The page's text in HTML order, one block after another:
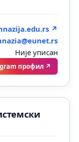
↗
Није уписан
профил ↗